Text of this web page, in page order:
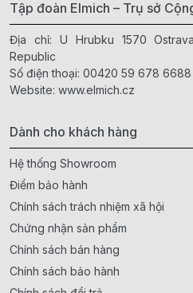
Tập đoàn Elmich – Trụ sở
Địa chỉ: U Hrubku 1570
Republic
Số điện thoại: 00420 59 678 6688
Website: www.elmich.cz
Dành cho khách hàng
Hệ thống Showroom
Điểm bảo hành
Chính sách trách nhiệm xã hội
Chứng nhận sản phẩm
Chính sách bán hàng
Chính sách bảo hành